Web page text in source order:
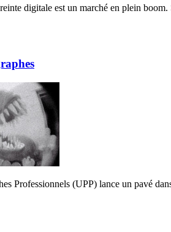
digitale est un marché en plein
Professionnels (UPP) lance un pavé